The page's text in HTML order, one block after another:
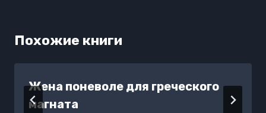
Похожие книги
Жена поневоле для греческого
магната